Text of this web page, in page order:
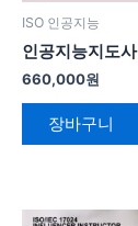
ISO 인공지능
인공지능지도사
660,000원
장바구니